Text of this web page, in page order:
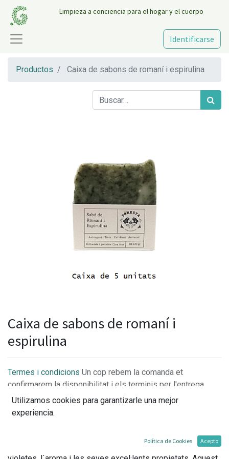
Limpieza a conciencia para el hogar y el cuerpo
Identificarse
Productos Caixa de sabons de romaní i espirulina
Caixa de sabons de romaní i
espirulina
Termes i condicions Un cop rebem la comanda et
confirmarem la disponibilitat i els terminis per l'entrega.
El romaní és una planta molt coneguda que defineix el
caràcter mediterrani i es distingeix per les seves flors
Utilizamos cookies para garantizarle una mejor
experiencia.
Política de Cookies Acepto